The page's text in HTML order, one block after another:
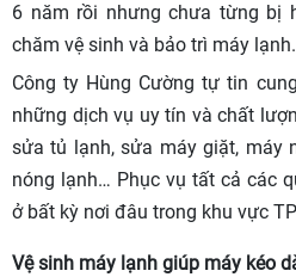
6 năm rồi nhưng chưa từng bị
chăm vệ sinh và bảo trì máy lạnh.
Công ty Hùng Cường tự tin
những dịch vụ uy tín và chất
sửa tủ lạnh, sửa máy giặt, máy
nóng lạnh… Phục vụ tất cả các
ở bất kỳ nơi đâu trong khu vực
Vệ sinh máy lạnh giúp máy kéo